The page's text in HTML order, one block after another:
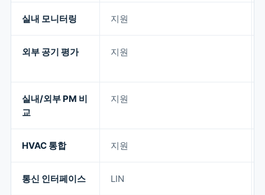
실내 모니터링 지원
외부 공기 평가 지원
실내/외부 PM 비
교
지원
HVAC 통합 지원
통신 인터페이스 LIN